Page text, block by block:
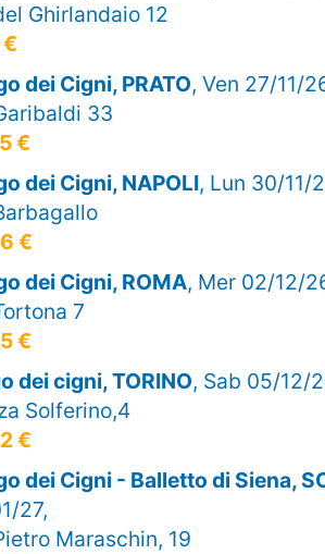
Ghirlandaio 12
€
dei Cigni, PRATO, Ven 27/11/
33
€
dei Cigni, NAPOLI, Lun 30/11/
€
dei Cigni, ROMA, Mer 02/12/
7
€
dei cigni, TORINO, Sab 05/12/
Solferino,4
€
dei Cigni - Balletto di Siena,
27,
Maraschin, 19